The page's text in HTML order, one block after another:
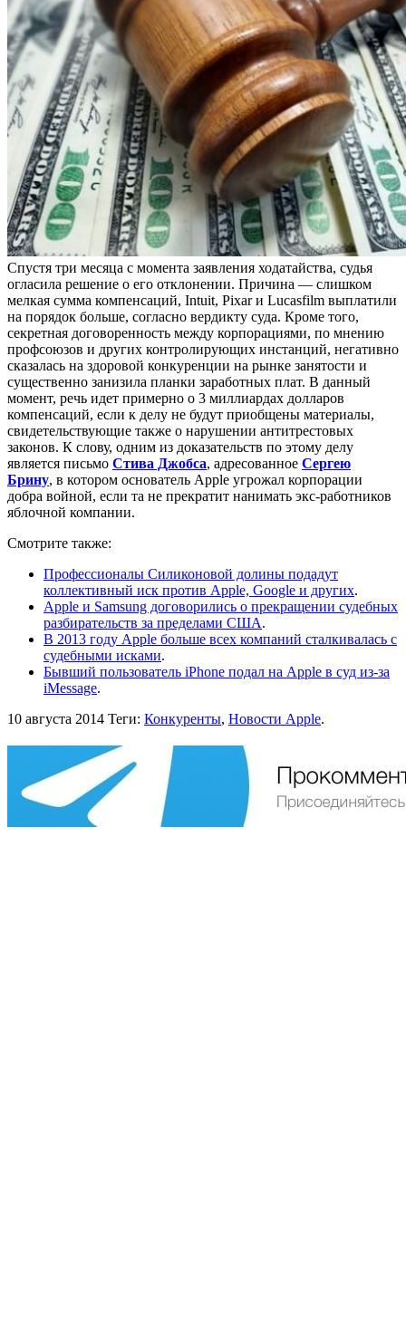
Спустя три месяца с момента заявления ходатайства, судья
огласила решение о его отклонении. Причина — слишком
мелкая сумма компенсаций, Intuit, Pixar и Lucasfilm выплатили
на порядок больше, согласно вердикту суда. Кроме того,
секретная договоренность между корпорациями, по мнению
профсоюзов и других контролирующих инстанций, негативно
сказалась на здоровой конкуренции на рынке занятости и
существенно занизила планки заработных плат. В данный
момент, речь идет примерно о 3 миллиардах долларов
компенсаций, если к делу не будут приобщены материалы,
свидетельствующие также о нарушении антитрестовых
законов. К слову, одним из доказательств по этому делу
является письмо Стива Джобса, адресованное Сергею
Брину, в котором основатель Apple угрожал корпорации
добра войной, если та не прекратит нанимать экс-работников
яблочной компании.
Смотрите также:
Профессионалы Силиконовой долины подадут
коллективный иск против Apple, Google и других.
Apple и Samsung договорились о прекращении судебных
разбирательств за пределами США.
В 2013 году Apple больше всех компаний сталкивалась с
судебными исками.
Бывший пользователь iPhone подал на Apple в суд из-за
iMessage.
10 августа 2014 Теги: Конкуренты, Новости Apple.